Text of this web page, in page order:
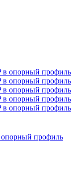
опорный профиль